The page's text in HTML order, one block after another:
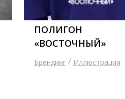
ПОЛИГОН
«ВОСТОЧНЫЙ»
Брендинг/ Иллюстрация